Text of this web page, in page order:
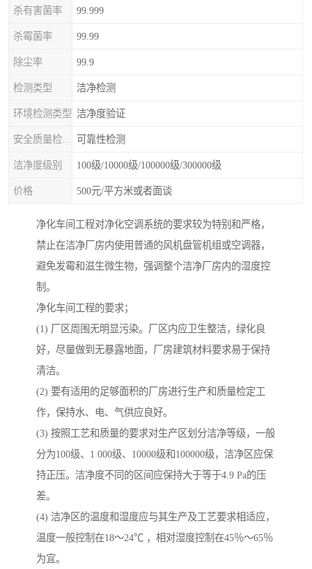
杀有害菌率 99.999
杀霉菌率 99.99
除尘率 99.9
检测类型 洁净检测
环境检测类型 洁净度验证
可靠性检测
洁净度级别 100级/10000级/100000级/300000级
价格 500元/平方米或者面谈
净化车间工程对净化空调系统的要求较为特别和严格，
禁止在洁净厂房内使用普通的风机盘管机组或空调器，
避免发霉和滋生微生物，强调整个洁净厂房内的湿度控
制。
净化车间工程的要求；
(1) 厂区周围无明显污染。厂区内应卫生整洁，绿化良
好，尽量做到无暴露地面，厂房建筑材料要求易于保持
清洁。
(2) 要有适用的足够面积的厂房进行生产和质量检定工
作，保持水、电、气供应良好。
(3) 按照工艺和质量的要求对生产区划分洁净等级，一般
分为100级、1 000级、10000级和100000级，洁净区应保
持正压。洁净度不同的区间应保持大于等于4.9 Pa的压
差。
(4) 洁净区的温度和湿度应与其生产及工艺要求相适应，
温度一般控制在18～24℃ ，相对湿度控制在45％～65％
为宜。